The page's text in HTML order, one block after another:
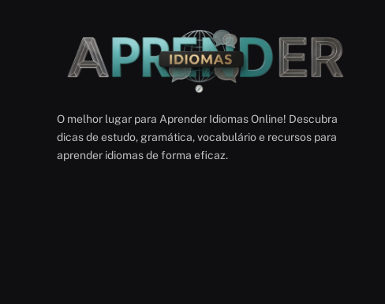
O melhor lugar para Aprender Idiomas Online! Descubra
dicas de estudo, gramática, vocabulário e recursos para
aprender idiomas de forma eficaz.